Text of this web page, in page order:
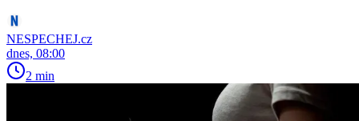
NESPECHEJ.cz
dnes, 08:00
2 min